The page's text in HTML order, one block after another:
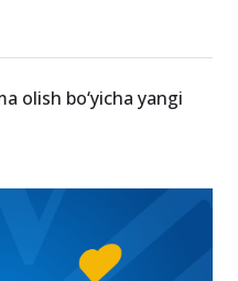
olish bo‘yicha yangi